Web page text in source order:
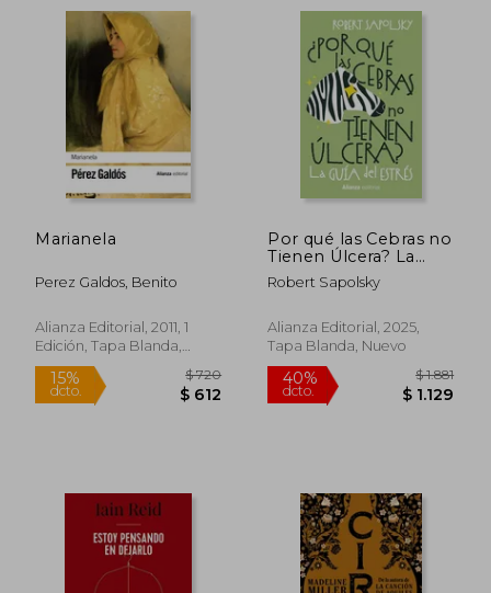
Marianela
Perez Galdos, Benito
Alianza Editorial, 2011, 1
Edición, Tapa Blanda,
Nuevo
Por qué las Cebras no
Tienen Úlcera? La
Guía del Estrés
Robert Sapolsky
Alianza Editorial, 2025,
Tapa Blanda, Nuevo